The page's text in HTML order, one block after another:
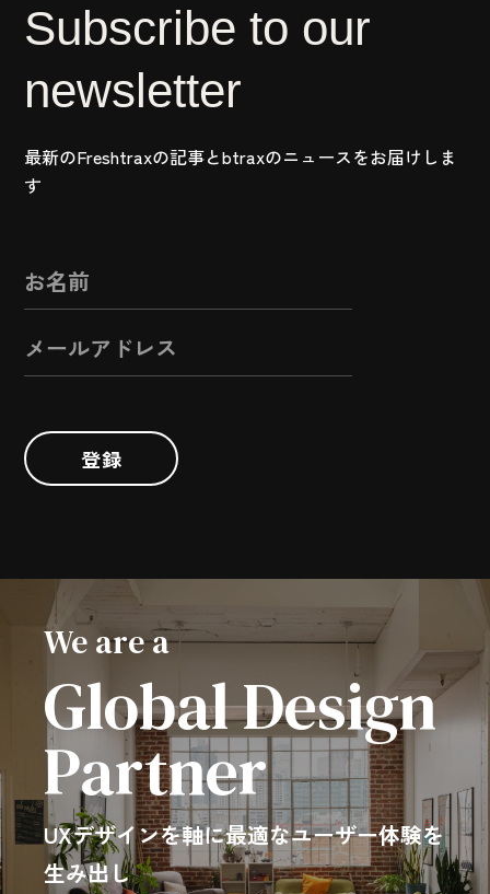
Subscribe to our
newsletter
最新のFreshtraxの記事とbtraxのニュースをお届けしま
す
登録
We are a
Global Design
Partner
UXデザインを軸に最適なユーザー体験を
生み出し